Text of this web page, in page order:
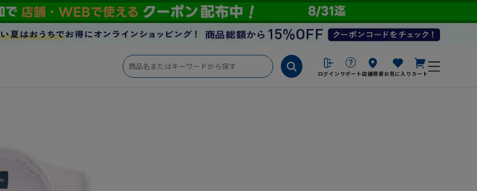
ログイン サポート店舗検索お気に入り カート